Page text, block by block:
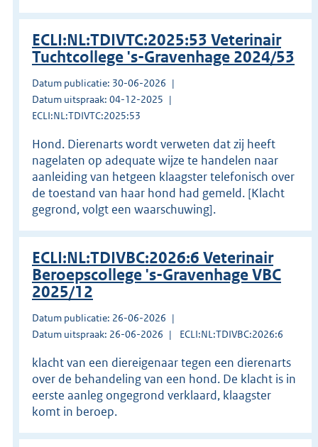
ECLI:NL:TDIVTC:2025:53 Veterinair
Tuchtcollege 's-Gravenhage 2024/53
Datum publicatie: 30-06-2026
Datum uitspraak: 04-12-2025
ECLI:NL:TDIVTC:2025:53
Hond. Dierenarts wordt verweten dat zij heeft
nagelaten op adequate wijze te handelen naar
aanleiding van hetgeen klaagster telefonisch over
de toestand van haar hond had gemeld. [Klacht
gegrond, volgt een waarschuwing].
ECLI:NL:TDIVBC:2026:6 Veterinair
Beroepscollege 's-Gravenhage VBC
2025/12
Datum publicatie: 26-06-2026
Datum uitspraak: 26-06-2026
ECLI:NL:TDIVBC:2026:6
klacht van een diereigenaar tegen een dierenarts
over de behandeling van een hond. De klacht is in
eerste aanleg ongegrond verklaard, klaagster
komt in beroep.